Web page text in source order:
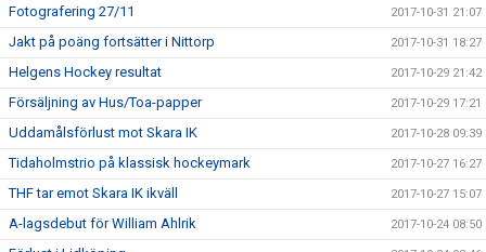
Fotografering 27/11 2017-10-31 21:07
Jakt på poäng fortsätter i Nittorp 2017-10-31 18:27
Helgens Hockey resultat 2017-10-29 21:42
Försäljning av Hus/Toa-papper 2017-10-29 17:21
Uddamålsförlust mot Skara IK 2017-10-28 09:39
Tidaholmstrio på klassisk hockeymark 2017-10-27 16:27
THF tar emot Skara IK ikväll 2017-10-27 15:07
A-lagsdebut för William Ahlrik 2017-10-24 08:50